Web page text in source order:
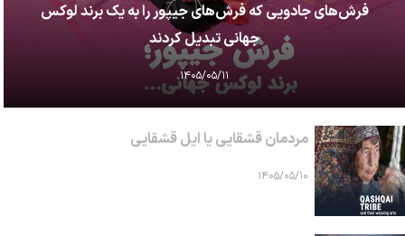
فرش‌های جادویی که فرش‌های جیپور را به یک برند لوکس
جهانی تبدیل کردند
۱۴۰۵/۰۵/۱۱
مردمان قشقایی یا ایل قشقایی
۱۴۰۵/۰۵/۱۰